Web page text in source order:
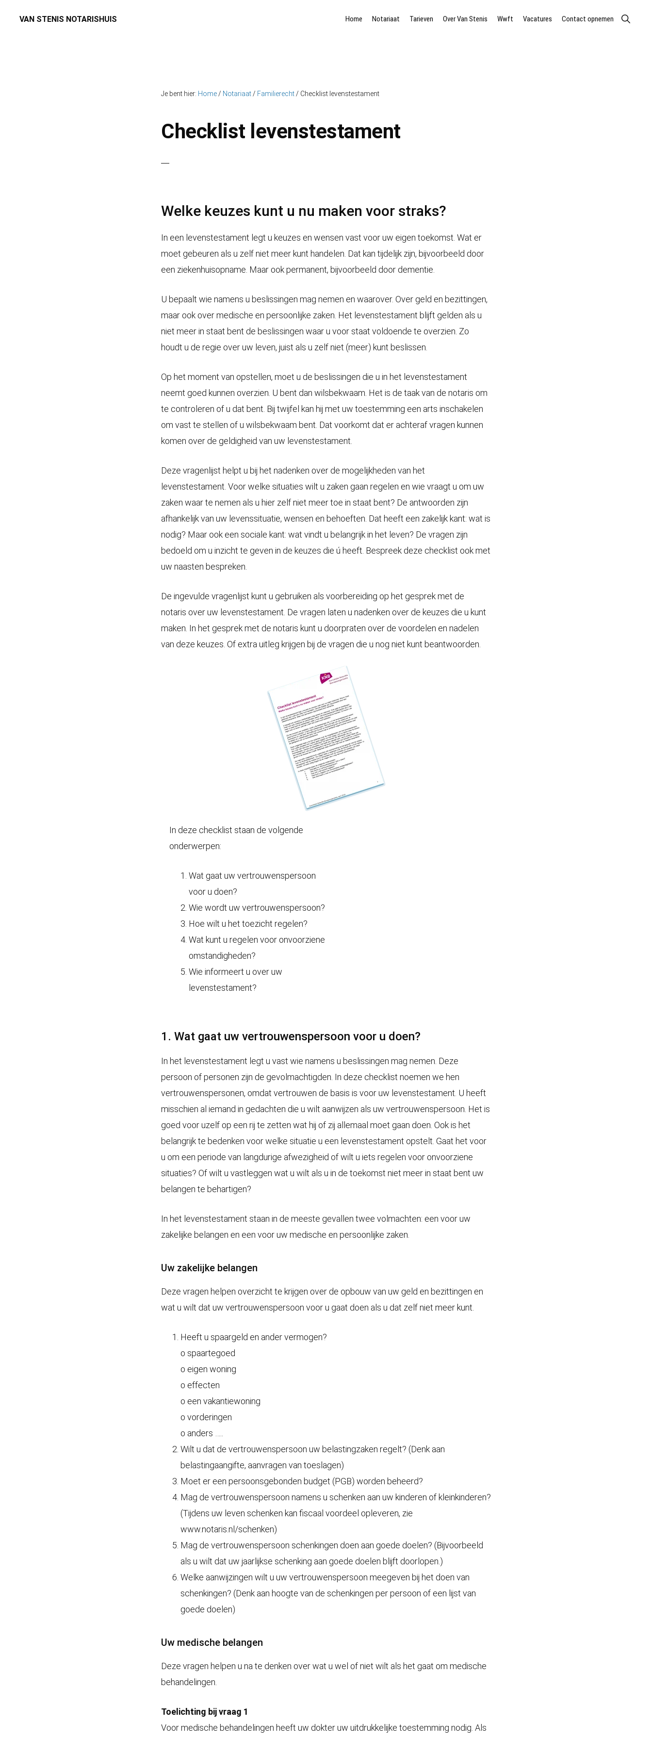
VAN STENIS NOTARISHUIS Home Notariaat Tarieven Over Van Stenis Wwft Vacatures Contact opnemen
Show
Search
Je bent hier: Home / Notariaat / Familierecht / Checklist levenstestament
Checklist levenstestament
Welke keuzes kunt u nu maken voor straks?
In een levenstestament legt u keuzes en wensen vast voor uw eigen toekomst. Wat er
moet gebeuren als u zelf niet meer kunt handelen. Dat kan tijdelijk zijn, bijvoorbeeld door
een ziekenhuisopname. Maar ook permanent, bijvoorbeeld door dementie.
U bepaalt wie namens u beslissingen mag nemen en waarover. Over geld en bezittingen,
maar ook over medische en persoonlijke zaken. Het levenstestament blijft gelden als u
niet meer in staat bent de beslissingen waar u voor staat voldoende te overzien. Zo
houdt u de regie over uw leven, juist als u zelf niet (meer) kunt beslissen.
Op het moment van opstellen, moet u de beslissingen die u in het levenstestament
neemt goed kunnen overzien. U bent dan wilsbekwaam. Het is de taak van de notaris om
te controleren of u dat bent. Bij twijfel kan hij met uw toestemming een arts inschakelen
om vast te stellen of u wilsbekwaam bent. Dat voorkomt dat er achteraf vragen kunnen
komen over de geldigheid van uw levenstestament.
Deze vragenlijst helpt u bij het nadenken over de mogelijkheden van het
levenstestament. Voor welke situaties wilt u zaken gaan regelen en wie vraagt u om uw
zaken waar te nemen als u hier zelf niet meer toe in staat bent? De antwoorden zijn
afhankelijk van uw levenssituatie, wensen en behoeften. Dat heeft een zakelijk kant: wat is
nodig? Maar ook een sociale kant: wat vindt u belangrijk in het leven? De vragen zijn
bedoeld om u inzicht te geven in de keuzes die ú heeft. Bespreek deze checklist ook met
uw naasten bespreken.
De ingevulde vragenlijst kunt u gebruiken als voorbereiding op het gesprek met de
notaris over uw levenstestament. De vragen laten u nadenken over de keuzes die u kunt
maken. In het gesprek met de notaris kunt u doorpraten over de voordelen en nadelen
van deze keuzes. Of extra uitleg krijgen bij de vragen die u nog niet kunt beantwoorden.
In deze checklist staan de volgende
onderwerpen:
Wat gaat uw vertrouwenspersoon
voor u doen?
Wie wordt uw vertrouwenspersoon?
Hoe wilt u het toezicht regelen?
Wat kunt u regelen voor onvoorziene
omstandigheden?
Wie informeert u over uw
levenstestament?
1. Wat gaat uw vertrouwenspersoon voor u doen?
In het levenstestament legt u vast wie namens u beslissingen mag nemen. Deze
persoon of personen zijn de gevolmachtigden. In deze checklist noemen we hen
vertrouwenspersonen, omdat vertrouwen de basis is voor uw levenstestament. U heeft
misschien al iemand in gedachten die u wilt aanwijzen als uw vertrouwenspersoon. Het is
goed voor uzelf op een rij te zetten wat hij of zij allemaal moet gaan doen. Ook is het
belangrijk te bedenken voor welke situatie u een levenstestament opstelt. Gaat het voor
u om een periode van langdurige afwezigheid of wilt u iets regelen voor onvoorziene
situaties? Of wilt u vastleggen wat u wilt als u in de toekomst niet meer in staat bent uw
belangen te behartigen?
In het levenstestament staan in de meeste gevallen twee volmachten: een voor uw
zakelijke belangen en een voor uw medische en persoonlijke zaken.
Uw zakelijke belangen
Deze vragen helpen overzicht te krijgen over de opbouw van uw geld en bezittingen en
wat u wilt dat uw vertrouwenspersoon voor u gaat doen als u dat zelf niet meer kunt.
Heeft u spaargeld en ander vermogen?
o spaartegoed
o eigen woning
o effecten
o een vakantiewoning
o vorderingen
o anders …..
Wilt u dat de vertrouwenspersoon uw belastingzaken regelt? (Denk aan
belastingaangifte, aanvragen van toeslagen)
Moet er een persoonsgebonden budget (PGB) worden beheerd?
Mag de vertrouwenspersoon namens u schenken aan uw kinderen of kleinkinderen?
(Tijdens uw leven schenken kan fiscaal voordeel opleveren, zie
www.notaris.nl/schenken)
Mag de vertrouwenspersoon schenkingen doen aan goede doelen? (Bijvoorbeeld
als u wilt dat uw jaarlijkse schenking aan goede doelen blijft doorlopen.)
Welke aanwijzingen wilt u uw vertrouwenspersoon meegeven bij het doen van
schenkingen? (Denk aan hoogte van de schenkingen per persoon of een lijst van
goede doelen)
Uw medische belangen
Deze vragen helpen u na te denken over wat u wel of niet wilt als het gaat om medische
behandelingen.
Toelichting bij vraag 1
Voor medische behandelingen heeft uw dokter uw uitdrukkelijke toestemming nodig. Als